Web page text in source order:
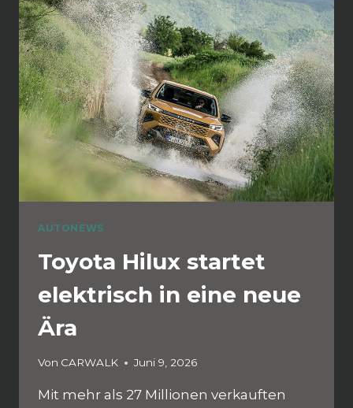
AUTONEWS
Toyota Hilux startet
elektrisch in eine neue
Ära
Von CARWALK Juni 9, 2026
Mit mehr als 27 Millionen verkauften